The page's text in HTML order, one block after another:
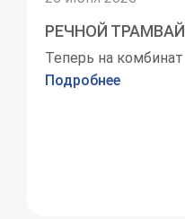
РЕЧНОЙ
Теперь на
Подробнее